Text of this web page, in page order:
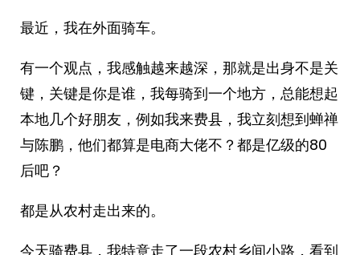
最近，我在外面骑车。
有一个观点，我感触越来越深，那就是出身不是关
键，关键是你是谁，我每骑到一个地方，总能想起
本地几个好朋友，例如我来费县，我立刻想到蝉禅
与陈鹏，他们都算是电商大佬不？都是亿级的80
后吧？
都是从农村走出来的。
今天骑费县，我特意走了一段农村乡间小路，看到